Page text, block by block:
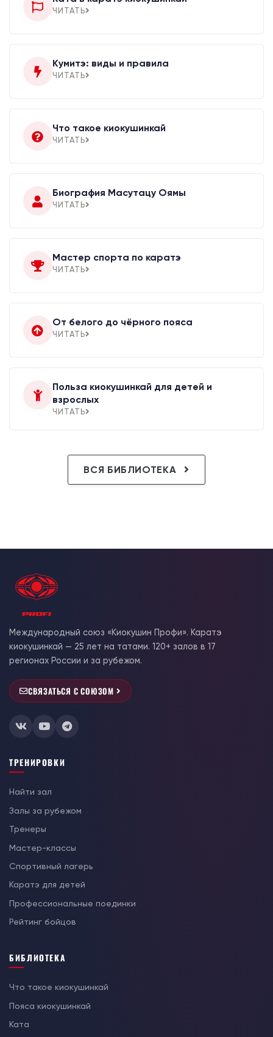
ЧИТАТЬ
Кумитэ: виды и правила
ЧИТАТЬ
Что такое киокушинкай
ЧИТАТЬ
Биография Масутацу Оямы
ЧИТАТЬ
Мастер спорта по каратэ
ЧИТАТЬ
От белого до чёрного пояса
ЧИТАТЬ
Польза киокушинкай для детей и
взрослых
ЧИТАТЬ
ВСЯ БИБЛИОТЕКА
Международный союз «Киокушин Профи». Каратэ
киокушинкай — 25 лет на татами. 120+ залов в 17
регионах России и за рубежом.
СВЯЗАТЬСЯ С СОЮЗОМ
ТРЕНИРОВКИ
Найти зал
Залы за рубежом
Тренеры
Мастер-классы
Спортивный лагерь
Каратэ для детей
Профессиональные поединки
Рейтинг бойцов
БИБЛИОТЕКА
Что такое киокушинкай
Пояса киокушинкай
Ката